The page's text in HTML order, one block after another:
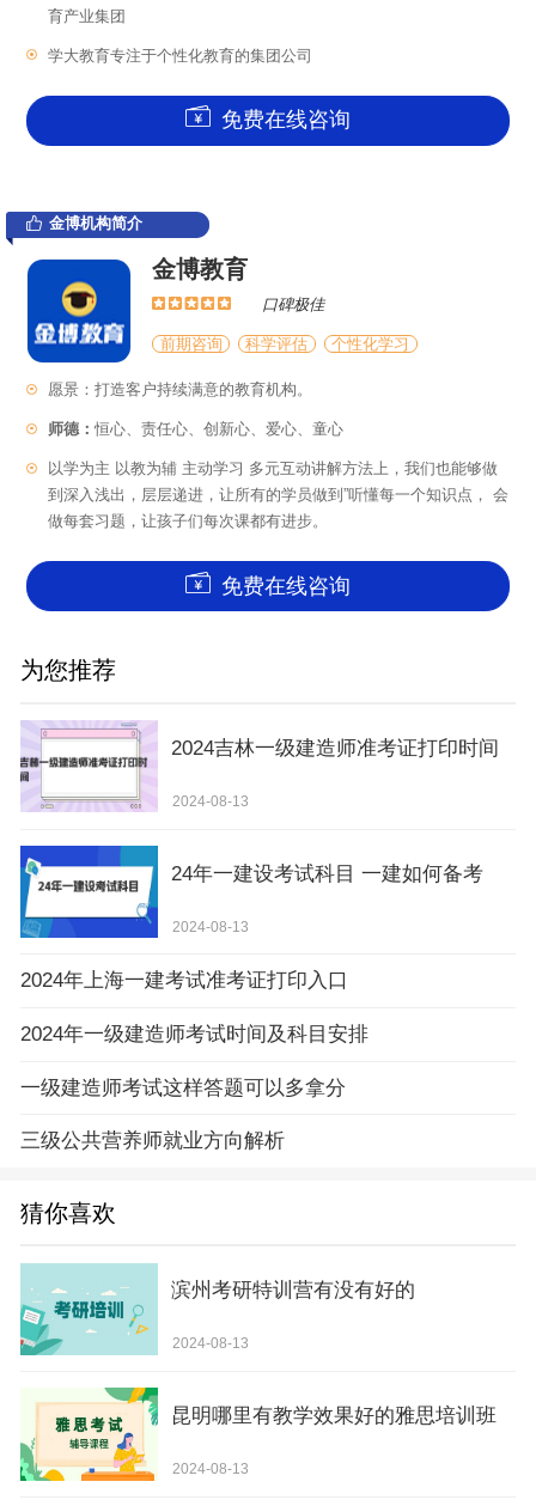
育产业集团
学大教育专注于个性化教育的集团公司
免费在线咨询
金博机构简介
金博教育
口碑极佳
前期咨询 科学评估 个性化学习
愿景：打造客户持续满意的教育机构。
师德： 恒心、责任心、创新心、爱心、童心
以学为主 以教为辅 主动学习 多元互动讲解方法上，我们也能够做
到深入浅出，层层递进，让所有的学员做到”听懂每一个知识点， 会
做每套习题，让孩子们每次课都有进步。
免费在线咨询
为您推荐
2024吉林一级建造师准考证打印时间
2024-08-13
24年一建设考试科目 一建如何备考
2024-08-13
2024年上海一建考试准考证打印入口
2024年一级建造师考试时间及科目安排
一级建造师考试这样答题可以多拿分
三级公共营养师就业方向解析
猜你喜欢
滨州考研特训营有没有好的
2024-08-13
昆明哪里有教学效果好的雅思培训班
2024-08-13